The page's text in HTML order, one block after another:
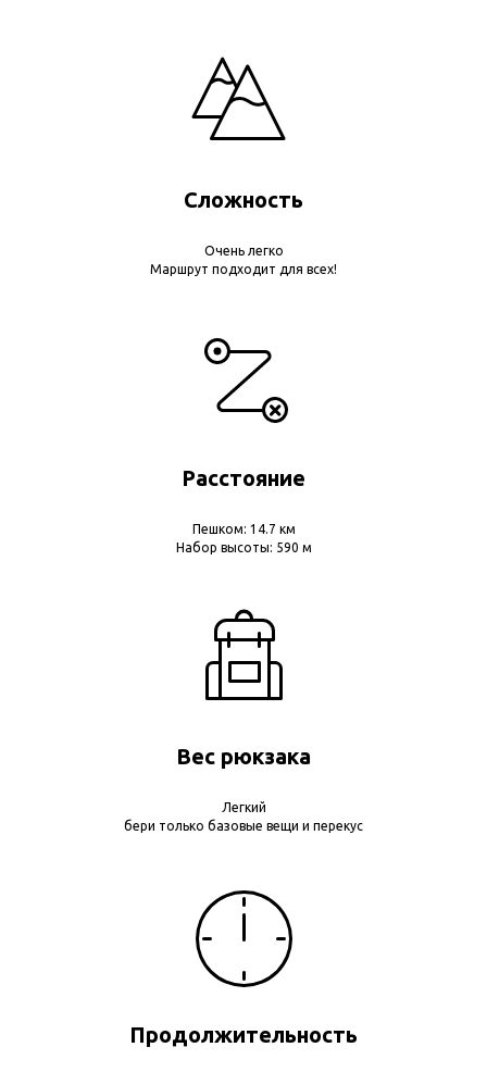
Сложность
Очень легко
Маршрут подходит для всех!
Расстояние
Пешком: 14.7 км
Набор высоты: 590 м
Вес рюкзака
Легкий
бери только базовые вещи и перекус
Продолжительность